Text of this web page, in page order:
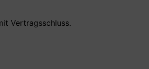
Vertragsschluss.